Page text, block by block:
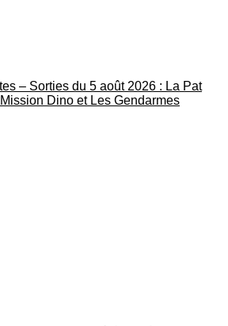
– Sorties du 5 août 2026 : La Pat
Dino et Les Gendarmes